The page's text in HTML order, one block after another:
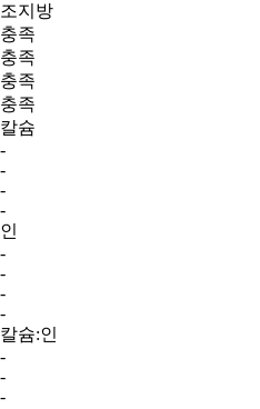
조지방
충족
충족
충족
충족
칼슘
-
-
-
-
인
-
-
-
-
칼슘:인
-
-
-